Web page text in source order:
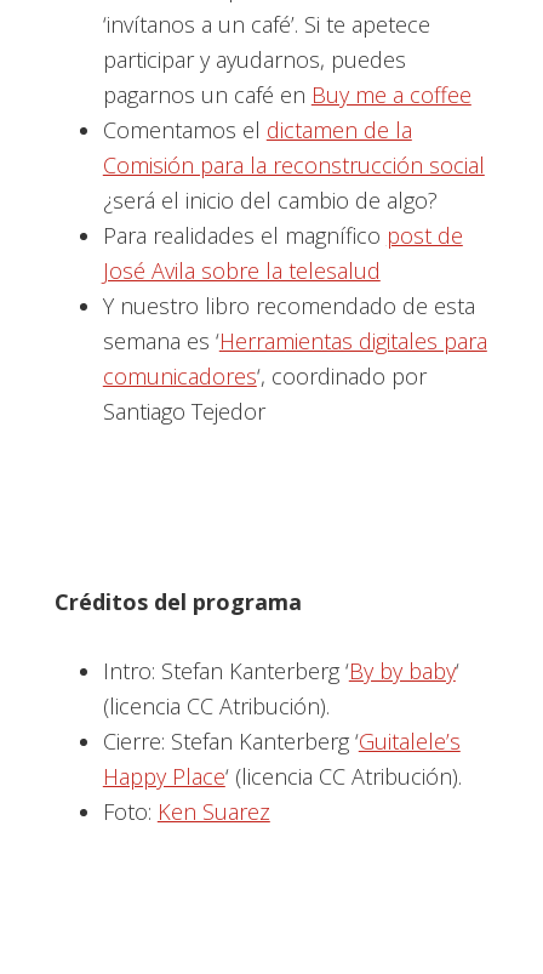
‘invítanos a un café’. Si te apetece
participar y ayudarnos, puedes
pagarnos un café en Buy me a coffee
Comentamos el dictamen de la
Comisión para la reconstrucción social
¿será el inicio del cambio de algo?
Para realidades el magnífico post de
José Avila sobre la telesalud
Y nuestro libro recomendado de esta
semana es ‘Herramientas digitales para
comunicadores‘, coordinado por
Santiago Tejedor
Créditos del programa
Intro: Stefan Kanterberg ‘By by baby‘
(licencia CC Atribución).
Cierre: Stefan Kanterberg ‘Guitalele’s
Happy Place‘ (licencia CC Atribución).
Foto: Ken Suarez